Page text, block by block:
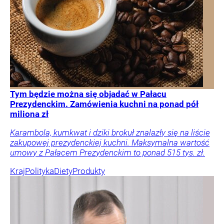
Tym będzie można się objadać w Pałacu
Prezydenckim. Zamówienia kuchni na ponad pół
miliona zł
Karambola, kumkwat i dziki brokuł znalazły się na liście
zakupowej prezydenckiej kuchni. Maksymalna wartość
umowy z Pałacem Prezydenckim to ponad 515 tys. zł.
KrajPolitykaDietyProdukty